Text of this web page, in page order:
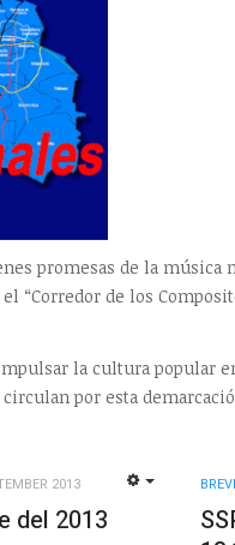
promesas de la
“Corredor de los
la cultura popular
por esta
2013
del 2013